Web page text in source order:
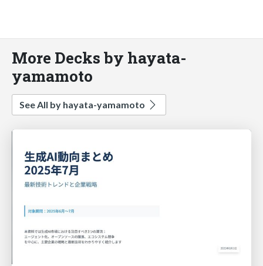
More Decks by hayata-
yamamoto
See All by hayata-yamamoto